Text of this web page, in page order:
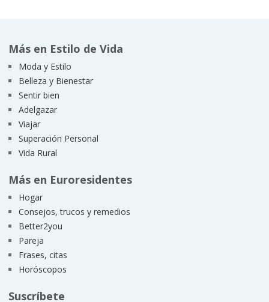
Más en Estilo de Vida
Moda y Estilo
Belleza y Bienestar
Sentir bien
Adelgazar
Viajar
Superación Personal
Vida Rural
Más en Euroresidentes
Hogar
Consejos, trucos y remedios
Better2you
Pareja
Frases, citas
Horóscopos
Suscríbete